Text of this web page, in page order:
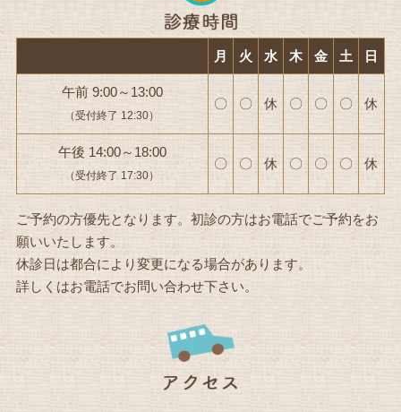
月 火 水 木 金 土 日
午前 9:00～13:00
（受付終了 12:30）
〇 〇 休 〇 〇 〇 休
午後 14:00～18:00
（受付終了 17:30）
〇 〇 休 〇 〇 〇 休
ご予約の方優先となります。初診の方はお電話でご予約をお
願いいたします。
休診日は都合により変更になる場合があります。
詳しくはお電話でお問い合わせ下さい。